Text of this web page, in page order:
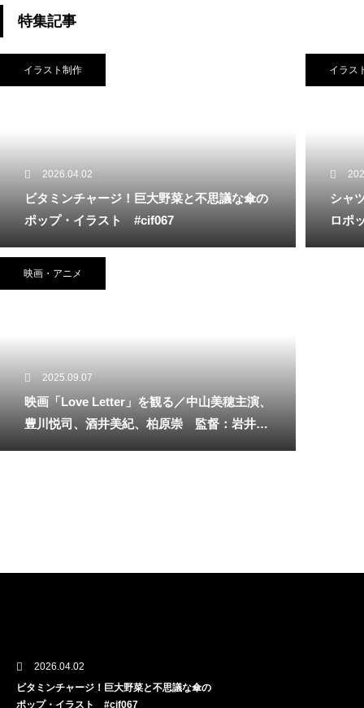
特集記事
イラスト制作
2026.04.02
ビタミンチャージ！巨大野菜と不思議な傘の
ポップ・イラスト #cif067
イラス
シャ
ロポ
映画・アニメ
2025.09.07
映画「Love Letter」を観る／中山美穂主演、
豊川悦司、酒井美紀、柏原崇 監督：岩井俊
2026.04.02
ビタミンチャージ！巨大野菜と不思議な傘の
ポップ・イラスト #cif067